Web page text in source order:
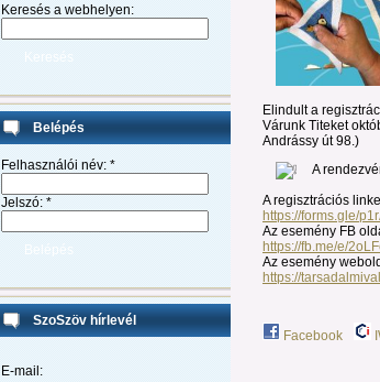
Keresés a webhelyen:
Belépés
Felhasználói név: *
Jelszó: *
SzoSzöv hírlevél
E-mail:
Elindult a
Várunk Titeket
Andrássy út 98.)
A
A regisztrációs
https://forms.gle/
Az esemény FB
https://fb.me/e/
Az esemény
https://
Facebook